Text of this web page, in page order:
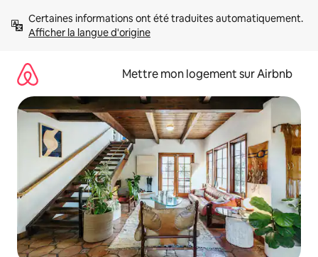
directement
Afficher la langue d'origine
Mettre mon logement sur Airbnb